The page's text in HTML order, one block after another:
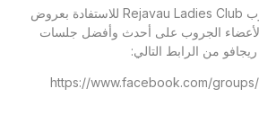
كما ندعوك للانضمام لجروب Rejavau Ladies Club للاستفادة بعروض
الجروب على أحدث وأفضل جلسات
من الرابط التالي:
https://www.facebook.com/